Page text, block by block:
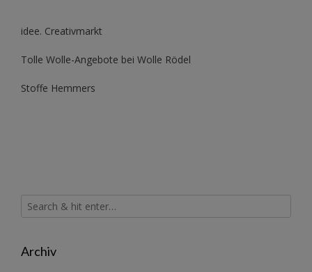
idee. Creativmarkt
Tolle Wolle-Angebote bei Wolle Rödel
Stoffe Hemmers
Archiv